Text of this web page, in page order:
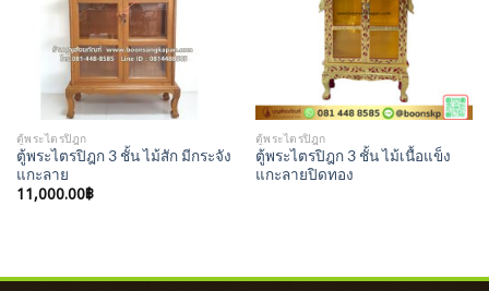
ตู้พระไตรปิฎก
ตู้พระไตรปิฎก 3 ชั้น ไม้สัก มีกระจัง
แกะลาย
11,000.00฿
ตู้พระไตรปิฎก
ตู้พระไตรปิฎก 3 ชั้น ไม้เนื้อแข็ง
แกะลายปิดทอง